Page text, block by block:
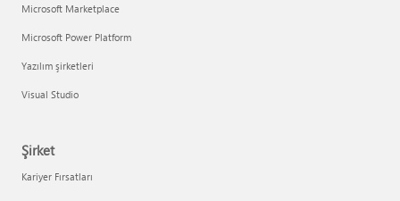
Microsoft Marketplace
Microsoft Power Platform
Yazılım şirketleri
Visual Studio
Şirket
Kariyer Fırsatları